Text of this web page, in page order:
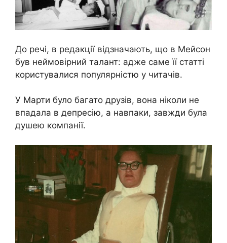
До речі, в редакції відзначають, що в Мейсон
був неймовірний талант: адже саме її статті
користувалися популярністю у читачів.
У Марти було багато друзів, вона ніколи не
впадала в депресію, а навпаки, завжди була
душею компанії.